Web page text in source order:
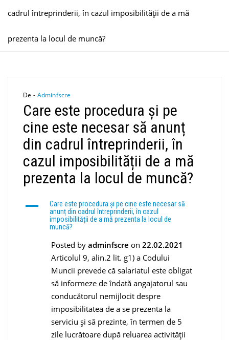
cadrul întreprinderii, în cazul imposibilității de a mă
prezenta la locul de muncă?
De - Adminfscre
Care este procedura și pe
cine este necesar să anunț
din cadrul întreprinderii, în
cazul imposibilității de a mă
prezenta la locul de muncă?
A
Care este procedura și pe cine este necesar să
anunț din cadrul întreprinderii, în cazul
imposibilității de a mă prezenta la locul de
muncă?
Posted by adminfscre on 22.02.2021
Articolul 9, alin.2 lit. g1) a Codului
Muncii prevede că salariatul este obligat
să informeze de îndată angajatorul sau
conducătorul nemijlocit despre
imposibilitatea de a se prezenta la
serviciu și să prezinte, în termen de 5
zile lucrătoare după reluarea activității